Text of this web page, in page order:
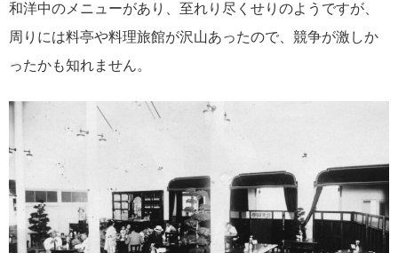
和洋中のメニューがあり、至れり尽くせりのようですが、
周りには料亭や料理旅館が沢山あったので、競争が激しか
ったかも知れません。